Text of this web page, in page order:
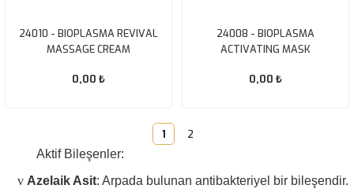
24010 - BIOPLASMA REVIVAL
MASSAGE CREAM
0,00 ₺
24008 - BIOPLASMA
ACTIVATING MASK
0,00 ₺
1
2
Aktif Bileşenler:
v Azelaik Asit: Arpada bulunan antibakteriyel bir bileşendir.